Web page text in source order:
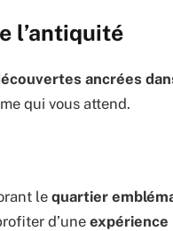
l’antiquité
ancrées
qui vous attend.
le quartier
d’une